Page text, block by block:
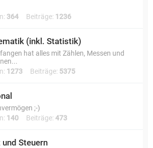
364 Beiträge: 1236
(inkl. Statistik)
hat alles mit Zählen, Messen und
1273 Beiträge: 5375
;-)
140 Beiträge: 473
und Steuern